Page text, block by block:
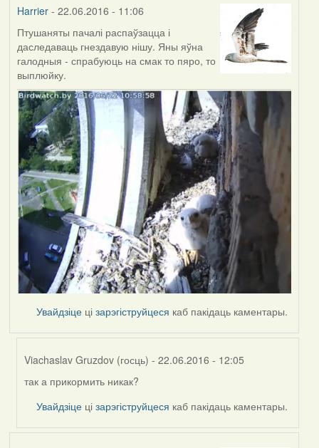
Harrier- 22.06.2016 - 11:06
Птушаняты пачалі распаўзацца і
даследаваць гнездавую нішу. Яны яўна
галодныя - спрабуюць на смак то пяро, то
выплюйку.
Увайдзіце цізарэгіструйцеся каб пакідаць каментары.
Viachaslav Gruzdov (госць) - 22.06.2016 - 12:05
In
reply
by
так а прикормить никак?
Увайдзіце цізарэгіструйцеся каб пакідаць каментары.